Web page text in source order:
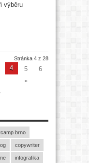
výběru
Stránka 4 z 28
4
5
6
»
brno
copywriter
infografika